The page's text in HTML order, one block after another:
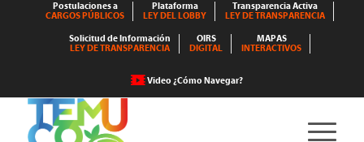
Postulaciones a
CARGOS PÚBLICOS
Plataforma
LEY DEL LOBBY
Transparencia Activa
LEY DE TRANSPARENCIA
Solicitud de Información
LEY DE TRANSPARENCIA
OIRS
DIGITAL
MAPAS
INTERACTIVOS
Video ¿Cómo Navegar?